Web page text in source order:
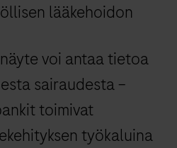
lääkehoidon
voi antaa tietoa
sairaudesta –
toimivat
työkaluina